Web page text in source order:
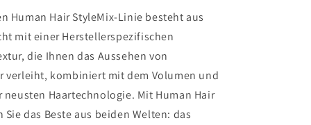
Human Hair StyleMix-Linie besteht aus
mit einer Herstellerspezifischen
die Ihnen das Aussehen von
verleiht, kombiniert mit dem Volumen und
Haartechnologie. Mit Human Hair
Sie das Beste aus beiden Welten: das